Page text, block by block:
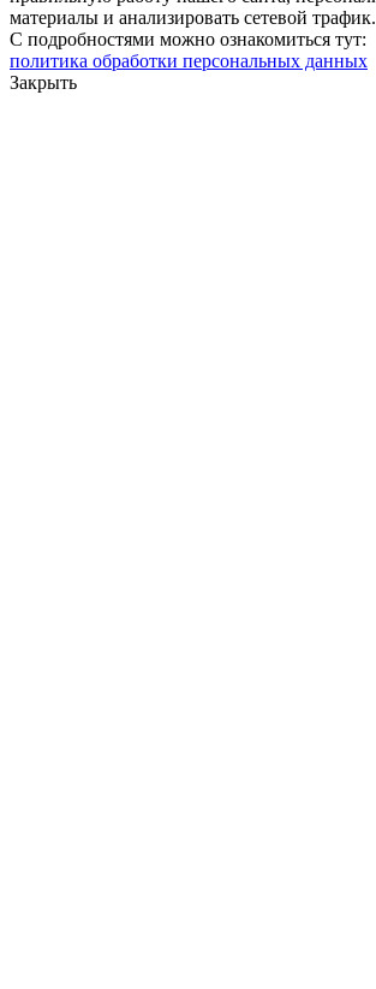
материалы и анализировать сетевой трафик.
С подробностями можно ознакомиться тут:
политика обработки персональных данных
Закрыть